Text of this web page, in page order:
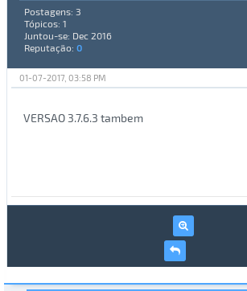
Postagens: 3
Tópicos: 1
Juntou-se: Dec 2016
Reputação: 0
01-07-2017, 03:58 PM
VERSAO 3.7.6.3 tambem